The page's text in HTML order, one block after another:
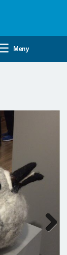
Meny